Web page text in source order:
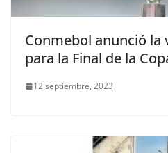
Conmebol anunció la
para la Final de la
12 septiembre, 2023